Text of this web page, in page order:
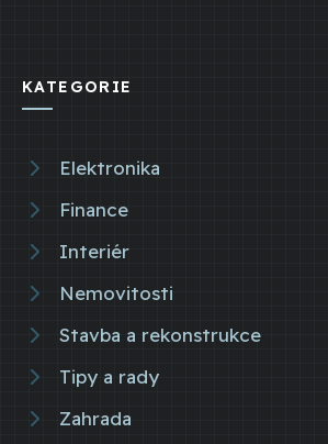
KATEGORIE
Elektronika
Finance
Interiér
Nemovitosti
Stavba a rekonstrukce
Tipy a rady
Zahrada